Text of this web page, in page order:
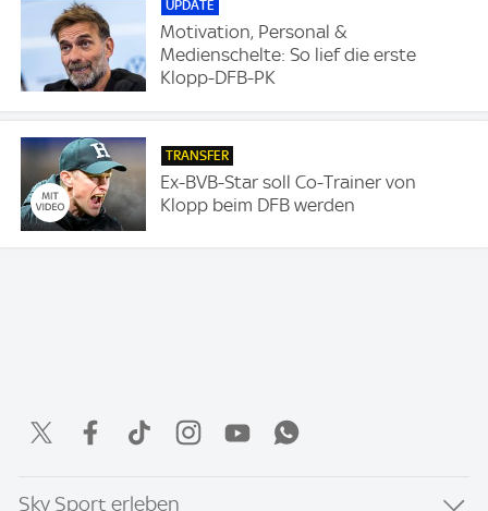
UPDATE
Motivation, Personal &
Medienschelte: So lief die erste
Klopp-DFB-PK
TRANSFER
Ex-BVB-Star soll Co-Trainer von
Klopp beim DFB werden
Sky Sport erleben